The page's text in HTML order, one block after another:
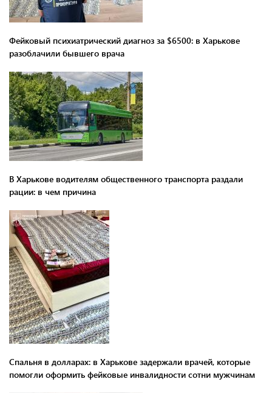
Фейковый психиатрический диагноз за $6500: в Харькове
разоблачили бывшего врача
В Харькове водителям общественного транспорта раздали
рации: в чем причина
Спальня в долларах: в Харькове задержали врачей, которые
помогли оформить фейковые инвалидности сотни мужчинам